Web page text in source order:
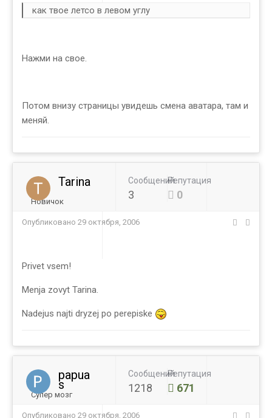
как твое летсо в левом углу
Нажми на свое.
Потом внизу страницы увидешь смена аватара, там и
меняй.
Tarina
Новичок
Сообщений
3
Репутация
0
Опубликовано 29 октября, 2006
Privet vsem!
Menja zovyt Tarina.
Nadejus najti dryzej po perepiske
papua
s
Супер мозг
Сообщений
1218
Репутация
671
Опубликовано 29 октября, 2006